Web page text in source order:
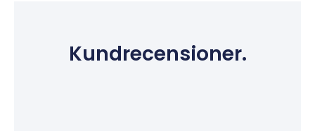
Kundrecensioner.